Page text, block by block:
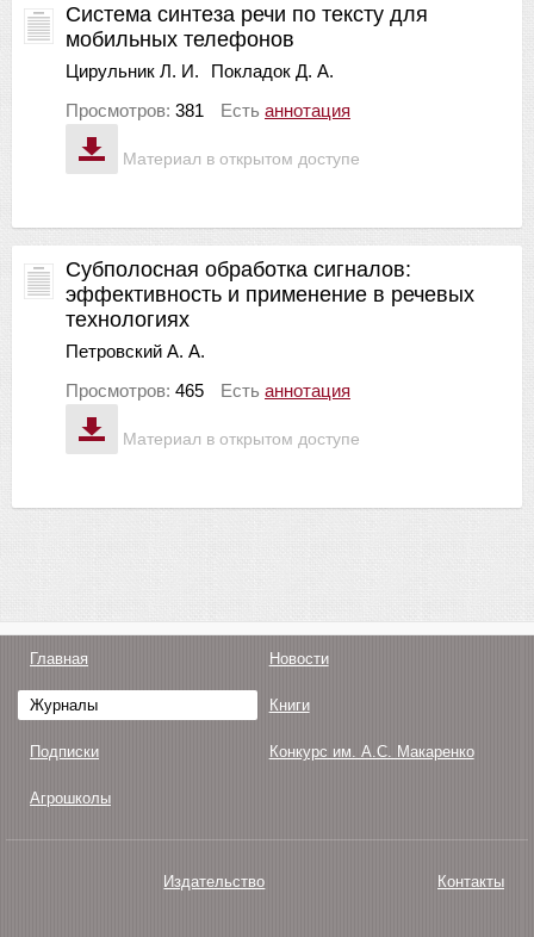
Материал в открытом доступе
Система синтеза речи по тексту для
мобильных телефонов
Цирульник Л. И.
Покладок Д. А.
Просмотров: 381 Есть аннотация
Материал в открытом доступе
Субполосная обработка сигналов:
эффективность и применение в речевых
технологиях
Петровский А. А.
Просмотров: 465 Есть аннотация
Главная Новости
Журналы Книги
Подписки Конкурс им. А.С. Макаренко
Агрошколы
Издательство Контакты